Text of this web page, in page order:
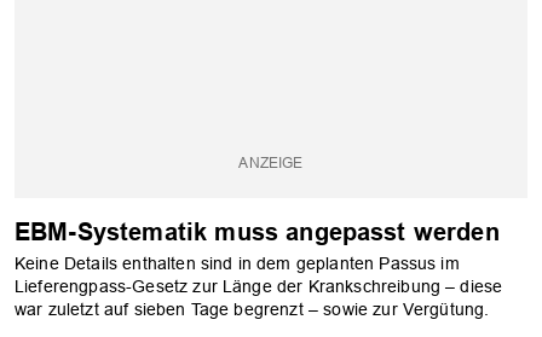
EBM-Systematik muss angepasst werden
Keine Details enthalten sind in dem geplanten Passus im
Lieferengpass-Gesetz zur Länge der Krankschreibung – diese
war zuletzt auf sieben Tage begrenzt – sowie zur Vergütung.